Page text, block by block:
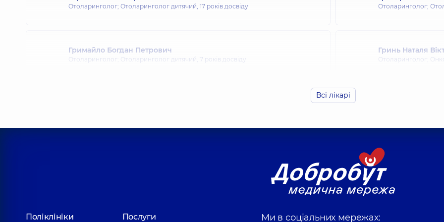
Отоларинголог; Отоларинголог дитячий, 17 років досвіду Отоларинголог;
Гримайло Богдан Петрович
Отоларинголог; Отоларинголог дитячий, 7 років досвіду
Гринь Наталя
Отоларинголог;
Кондрацька
Отоларинголог;
Отоларинголог; Отоларинголог дитячий, Отоларинголог
Всі лікарі
Поліклініки
Послуги
Ми в соціальних мережах: